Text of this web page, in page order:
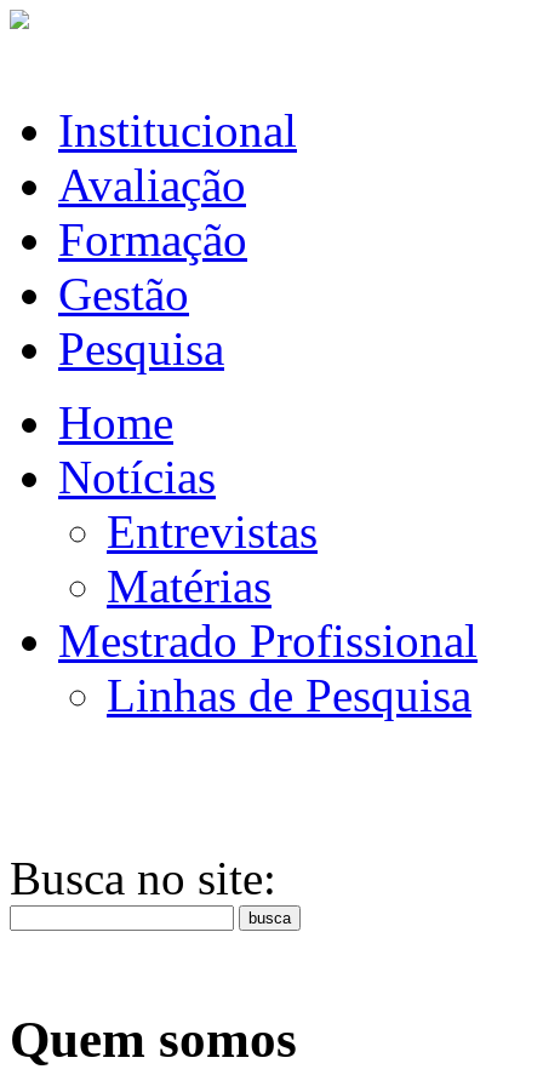
Institucional
Avaliação
Formação
Gestão
Pesquisa
Home
Notícias
Entrevistas
Matérias
Mestrado Profissional
Linhas de Pesquisa
Busca no site:
Quem somos